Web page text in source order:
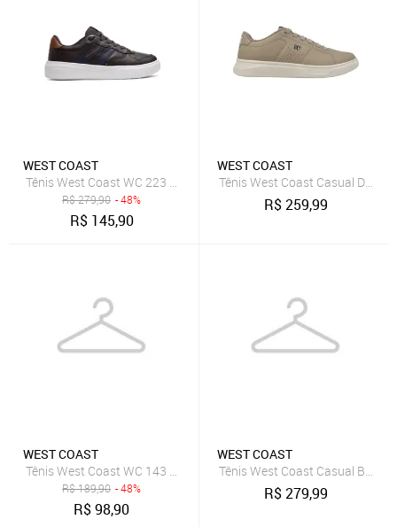
WEST COAST
Tênis West Coast WC 223 Boston Masculino Marrom
R$279,90 - 48%
R$ 145,90
WEST COAST
Tênis West Coast Casual
R$259,99
WEST COAST
Tênis West Coast WC 143 Nevada Masculina Preto
R$189,90 - 48%
R$98,90
WEST COAST
Tênis West Coast Casual
R$279,99